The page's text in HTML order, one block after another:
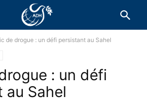
de drogue : un défi persistant au Sahel
: un défi
au Sahel